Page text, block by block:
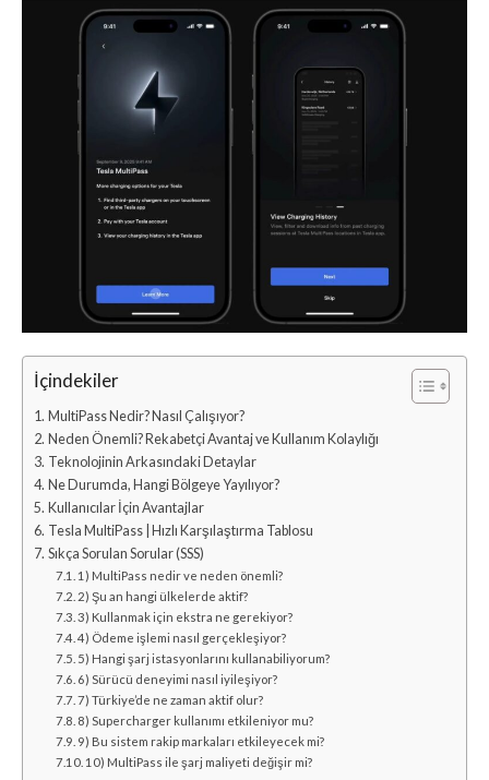
İçindekiler
MultiPass Nedir? Nasıl Çalışıyor?
Neden Önemli? Rekabetçi Avantaj ve Kullanım Kolaylığı
Teknolojinin Arkasındaki Detaylar
Ne Durumda, Hangi Bölgeye Yayılıyor?
Kullanıcılar İçin Avantajlar
Tesla MultiPass | Hızlı Karşılaştırma Tablosu
Sıkça Sorulan Sorular (SSS)
1) MultiPass nedir ve neden önemli?
2) Şu an hangi ülkelerde aktif?
3) Kullanmak için ekstra ne gerekiyor?
4) Ödeme işlemi nasıl gerçekleşiyor?
5) Hangi şarj istasyonlarını kullanabiliyorum?
6) Sürücü deneyimi nasıl iyileşiyor?
7) Türkiye’de ne zaman aktif olur?
8) Supercharger kullanımı etkileniyor mu?
9) Bu sistem rakip markaları etkileyecek mi?
10) MultiPass ile şarj maliyeti değişir mi?